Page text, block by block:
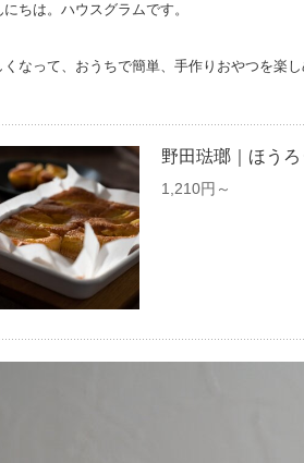
にちは。ハウスグラムです。
くなって、おうちで簡単、手作りおやつを楽し
野田琺瑯｜ほう
1,210円～